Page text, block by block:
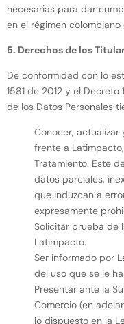
necesarias para dar
en el régimen
5. Derechos de los
De conformidad con lo
1581 de 2012 y el
de los Datos Personales
Conocer, actualizar
frente a
Tratamiento. Este
datos parciales,
que induzcan a
expresamente
Solicitar prueba de
Latimpacto.
Ser informado por
del uso que se le
Presentar ante la
Comercio (en
lo dispuesto en la